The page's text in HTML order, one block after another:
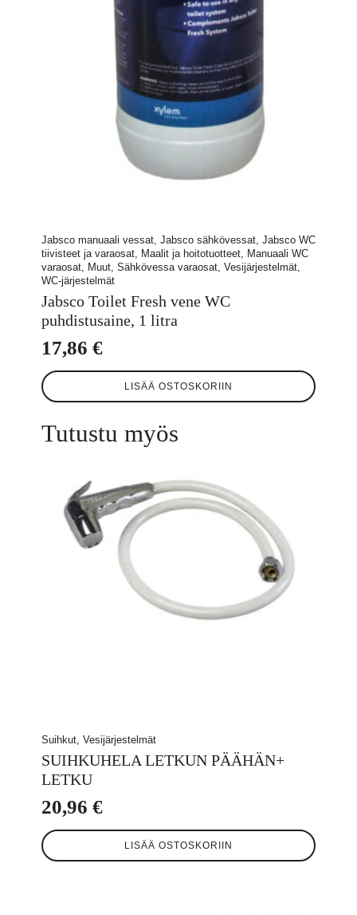
Jabsco manuaali vessat, Jabsco sähkövessat, Jabsco WC
tiivisteet ja varaosat, Maalit ja hoitotuotteet, Manuaali WC
varaosat, Muut, Sähkövessa varaosat, Vesijärjestelmät,
WC-järjestelmät
Jabsco Toilet Fresh vene WC
puhdistusaine, 1 litra
17,86 €
LISÄÄ OSTOSKORIIN
Tutustu myös
Suihkut, Vesijärjestelmät
SUIHKUHELA LETKUN PÄÄHÄN+
LETKU
20,96 €
LISÄÄ OSTOSKORIIN